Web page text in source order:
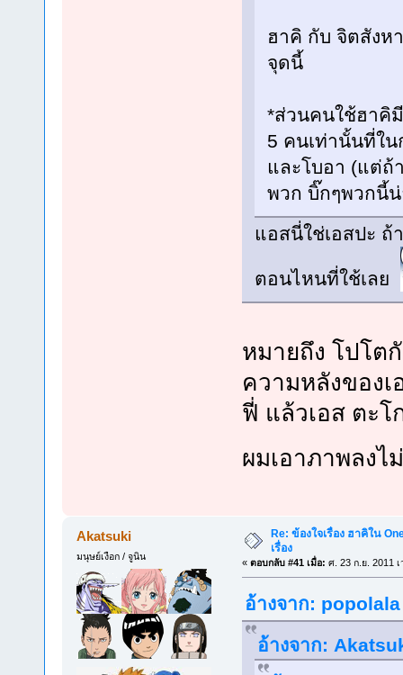
ฮาคิ กับ จิตสังห
จุดนี้
*ส่วนคนใช้ฮาคิ
5 คนเท่านั้นที่ใ
และโบอา (แต่ถ้
พวก บิ๊กๆพวกนี้
แอสนี่ใช่เอสปะ ถ้
ตอนไหนที่ใช้เลย
หมายถึง โปโต
ความหลังของ
ฟี่ แล้วเอส ตะโ
ผมเอาภาพลง
Akatsuki
มนุษย์เงือก / จูนิน
Re: ข้องใจเรื่อง ฮาคิใน
เรื่อง
« ตอบกลับ #41 เมื่อ: ศ. 23 ก.ย. 2011
อ้างจาก:
อ้างจาก: